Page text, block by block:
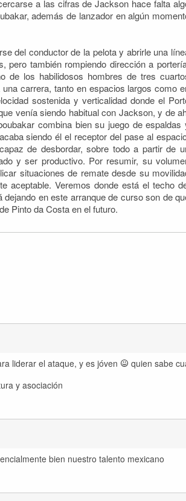
a las cifras de Jackson hace falta
además de lanzador en algún
del conductor de la pelota y abrirle una
pero también rompiendo dirección a
de los habilidosos hombres de tres
carrera, tanto en espacios largos como
sostenida y verticalidad donde el
venía siendo habitual con Jackson, y de
combina bien su juego de espaldas
siendo él el receptor del pase al
de desbordar, sobre todo a partir de
y ser productivo. Por resumir, su
situaciones de remate desde su
aceptable. Veremos donde está el techo
en este arranque de curso son de
Pinto da Costa en el futuro.
liderar el ataque, y es jóven
quien sabe
y asociación
bien nuestro talento mexicano